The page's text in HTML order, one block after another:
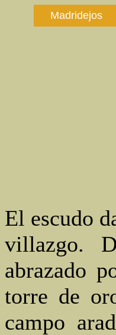
Madridejos.
El escudo
villazgo.
abrazado
torre de
campo